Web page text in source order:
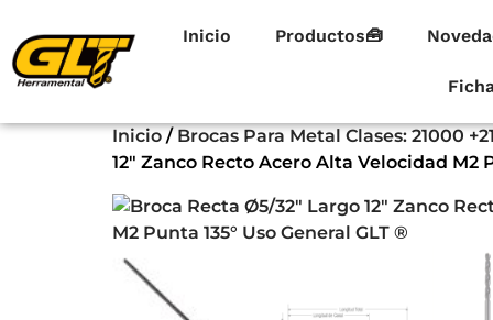
Inicio Productos🧰
Inicio/Brocas Para Metal Clases: 21000
12″ Zanco Recto Acero Alta Velocidad M2